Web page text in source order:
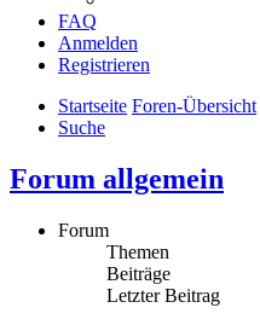
FAQ
Anmelden
Registrieren
Startseite Foren-Übersicht
Suche
Forum allgemein
Forum
Themen
Beiträge
Letzter Beitrag